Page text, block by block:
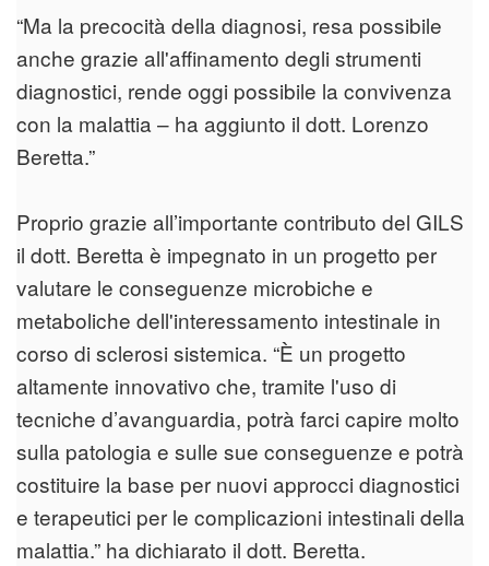
“Ma la precocità della diagnosi, resa possibile
anche grazie all'affinamento degli strumenti
diagnostici, rende oggi possibile la convivenza
con la malattia – ha aggiunto il dott. Lorenzo
Beretta.”
Proprio grazie all’importante contributo del GILS
il dott. Beretta è impegnato in un progetto per
valutare le conseguenze microbiche e
metaboliche dell'interessamento intestinale in
corso di sclerosi sistemica. “È un progetto
altamente innovativo che, tramite l'uso di
tecniche d’avanguardia, potrà farci capire molto
sulla patologia e sulle sue conseguenze e potrà
costituire la base per nuovi approcci diagnostici
e terapeutici per le complicazioni intestinali della
malattia.” ha dichiarato il dott. Beretta.